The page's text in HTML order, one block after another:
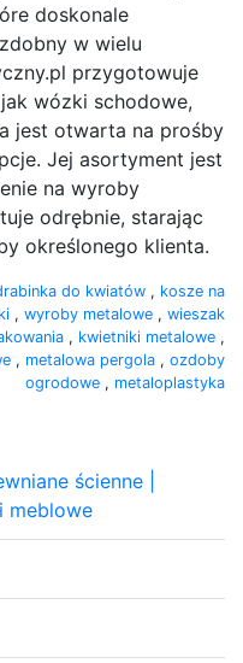
doskonale
w wielu
przygotowuje
wózki schodowe,
jest otwarta na prośby
Jej asortyment jest
na wyroby
odrębnie, starając
określonego klienta.
do kwiatów , kosze na
, wyroby metalowe , wieszak
, kwietniki metalowe ,
, metalowa pergola , ozdoby
ogrodowe , metaloplastyka
ścienne |
meblowe